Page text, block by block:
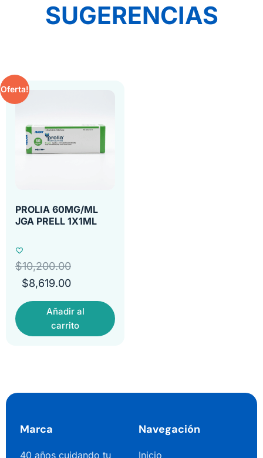
SUGERENCIAS
Oferta!
PROLIA 60MG/ML
JGA PRELL 1X1ML
$10,200.00
$8,619.00
Añadir al
carrito
Marca
40 años cuidando tu
Navegación
Inicio